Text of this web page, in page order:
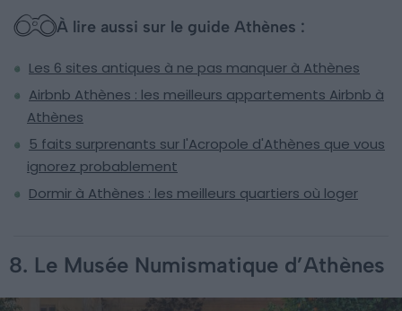
À lire aussi sur le guide Athènes :
Les 6 sites antiques à ne pas manquer à Athènes
Airbnb Athènes : les meilleurs appartements Airbnb à
Athènes
5 faits surprenants sur l'Acropole d'Athènes que vous
ignorez probablement
Dormir à Athènes : les meilleurs quartiers où loger
8. Le Musée Numismatique d’Athènes